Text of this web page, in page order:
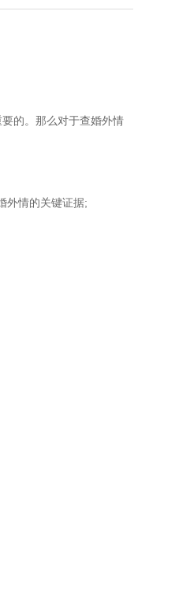
的。那么对于查婚外情
外情的关键证据;